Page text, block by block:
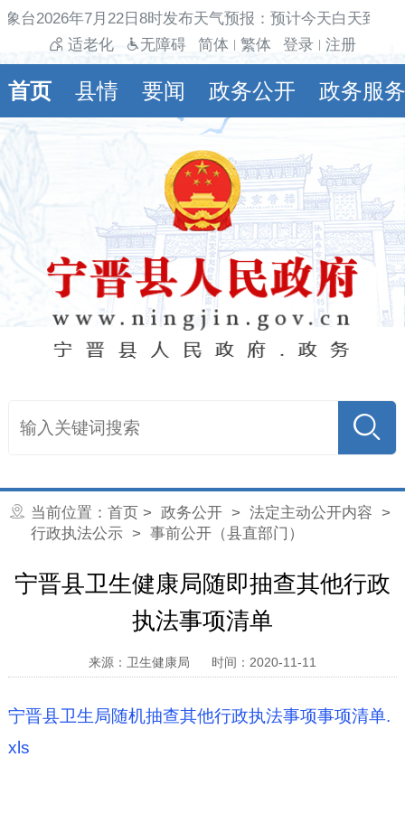
台2026年7月22日8时发布天气预报：预计今天白天到
适老化
无障碍 简体 繁体 登录 注册
首页 县情 要闻 政务公开 政务服务
当前位置： 首页 > 政务公开> 法定主动公开内容 >
行政执法公示> 事前公开（县直部门）
宁晋县卫生健康局随即抽查其他行政
执法事项清单
来源：卫生健康局 时间：2020-11-11
宁晋县卫生局随机抽查其他行政执法事项事项清单.
xls